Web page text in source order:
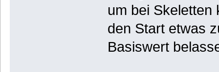
um bei Skeletten
den Start etwas
Basiswert